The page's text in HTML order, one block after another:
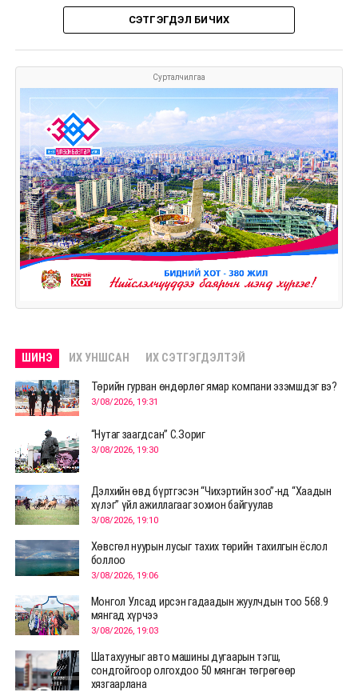
СЭТГЭГДЭЛ БИЧИХ
Сурталчилгаа
ШИНЭ ИХ УНШСАН ИХ СЭТГЭГДЭЛТЭЙ
Төрийн гурван өндөрлөг ямар компани эзэмшдэг вэ?
3/08/2026, 19:31
“Нутаг заагдсан” С.Зориг
3/08/2026, 19:30
Дэлхийн өвд бүртгэсэн “Чихэртийн зоо”-нд “Хаадын
хүлэг” үйл ажиллагааг зохион байгуулав
3/08/2026, 19:10
Хөвсгөл нуурын лусыг тахих төрийн тахилгын ёслол
боллоо
3/08/2026, 19:06
Монгол Улсад ирсэн гадаадын жуулчдын тоо 568.9
мянгад хүрчээ
3/08/2026, 19:03
Шатахууныг авто машины дугаарын тэгш,
сондгойгоор олгохдоо 50 мянган төгрөгөөр
хязгаарлана